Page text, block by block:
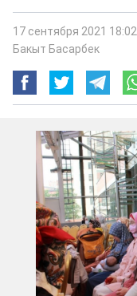
17 сентября 2021 18:02
Бакыт Басарбек